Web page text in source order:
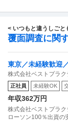
< いつもと違うしごと
覆面調査に関
東京／未経験歓迎
定基盤／月５日在
株式会社ベストプラク
正社員 未経験OK
年収362万円
株式会社ベストプラ
ローソン100％出資の